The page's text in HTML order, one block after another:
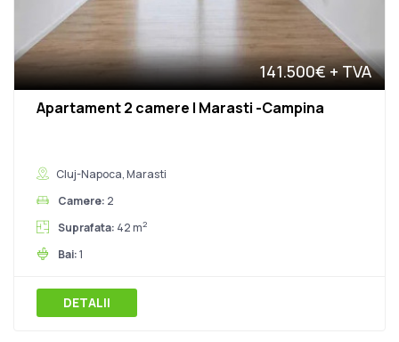
141.500€+ TVA
Apartament 2 camere | Marasti -Campina
Cluj-Napoca, Marasti
Camere: 2
Suprafata: 42 m2
Bai:1
DETALII